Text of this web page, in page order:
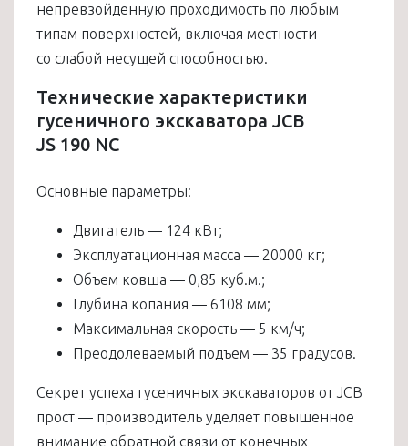
непревзойденную проходимость по любым
типам поверхностей, включая местности
со слабой несущей способностью.
Технические характеристики
гусеничного экскаватора JCB
JS 190 NC
Основные параметры:
Двигатель — 124 кВт;
Эксплуатационная масса — 20000 кг;
Объем ковша — 0,85 куб.м.;
Глубина копания — 6108 мм;
Максимальная скорость — 5 км/ч;
Преодолеваемый подъем — 35 градусов.
Секрет успеха гусеничных экскаваторов от JCB
прост — производитель уделяет повышенное
внимание обратной связи от конечных